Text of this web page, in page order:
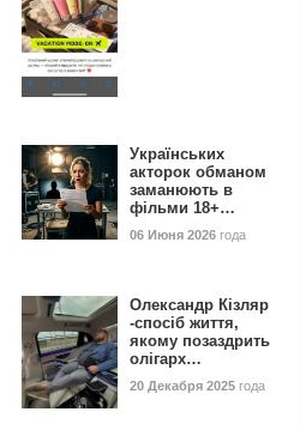
Українських
акторок обманом
заманюють в
фільми 18+…
06 Июня 2026 года
Олександр Кізляр
-спосіб життя,
якому позаздрить
олігарх…
20 Декабря 2025 года